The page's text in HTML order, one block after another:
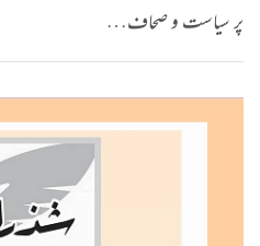
پر سیاست و صحاف…